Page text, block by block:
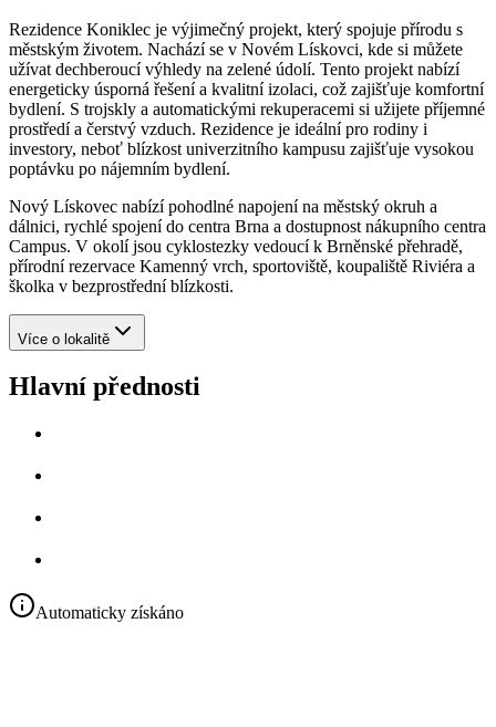
Rezidence Koniklec je výjimečný projekt, který spojuje přírodu s
městským životem. Nachází se v Novém Lískovci, kde si můžete
užívat dechberoucí výhledy na zelené údolí. Tento projekt nabízí
energeticky úsporná řešení a kvalitní izolaci, což zajišťuje komfortní
bydlení. S trojskly a automatickými rekuperacemi si užijete příjemné
prostředí a čerstvý vzduch. Rezidence je ideální pro rodiny i
investory, neboť blízkost univerzitního kampusu zajišťuje vysokou
poptávku po nájemním bydlení.
Nový Lískovec nabízí pohodlné napojení na městský okruh a
dálnici, rychlé spojení do centra Brna a dostupnost nákupního centra
Campus. V okolí jsou cyklostezky vedoucí k Brněnské přehradě,
přírodní rezervace Kamenný vrch, sportoviště, koupaliště Riviéra a
školka v bezprostřední blízkosti.
Více o lokalitě
Hlavní přednosti
Automaticky získáno